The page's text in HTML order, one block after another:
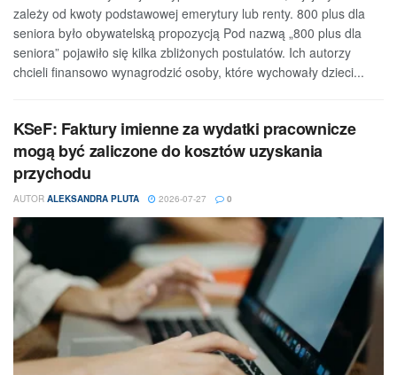
zależy od kwoty podstawowej emerytury lub renty. 800 plus dla
seniora było obywatelską propozycją Pod nazwą „800 plus dla
seniora” pojawiło się kilka zbliżonych postulatów. Ich autorzy
chcieli finansowo wynagrodzić osoby, które wychowały dzieci...
KSeF: Faktury imienne za wydatki pracownicze
mogą być zaliczone do kosztów uzyskania
przychodu
AUTOR ALEKSANDRA PLUTA 2026-07-27 0